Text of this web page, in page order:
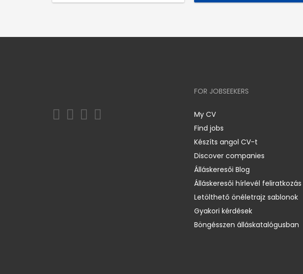
FOR JOBSEEKERS
My CV
Find jobs
Készíts angol CV-t
Discover companies
Álláskeresői Blog
Álláskeresői hírlevél feliratkozás
Letölthető önéletrajz sablonok
Gyakori kérdések
Böngésszen álláskatalógusban